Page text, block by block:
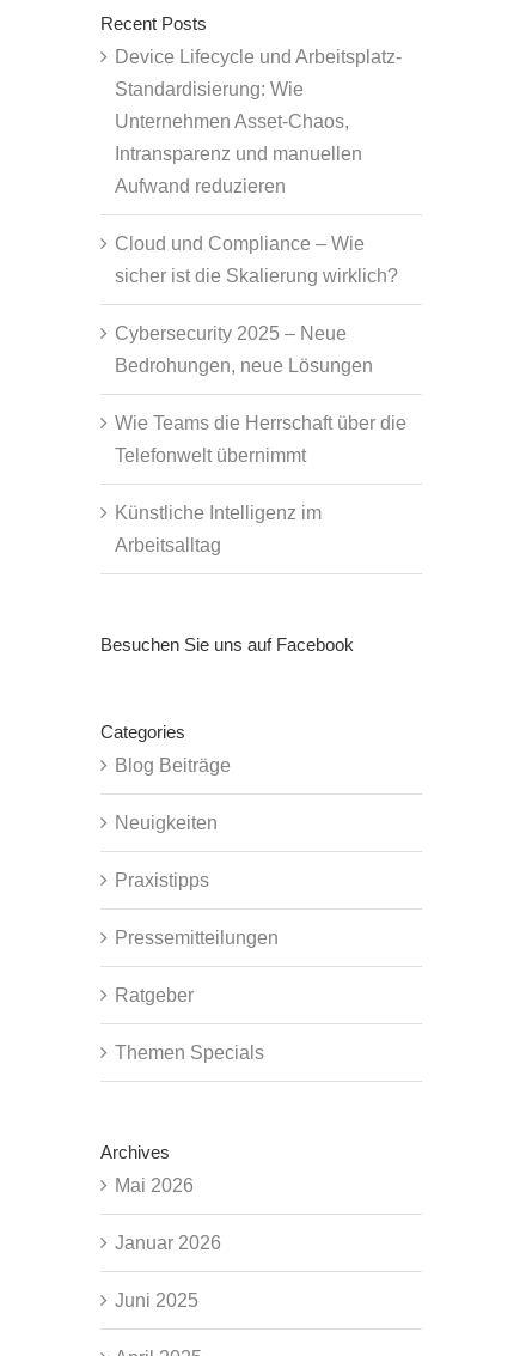
Recent Posts
Device Lifecycle und Arbeitsplatz-
Standardisierung: Wie
Unternehmen Asset-Chaos,
Intransparenz und manuellen
Aufwand reduzieren
Cloud und Compliance – Wie
sicher ist die Skalierung wirklich?
Cybersecurity 2025 – Neue
Bedrohungen, neue Lösungen
Wie Teams die Herrschaft über die
Telefonwelt übernimmt
Künstliche Intelligenz im
Arbeitsalltag
Besuchen Sie uns auf Facebook
Categories
Blog Beiträge
Neuigkeiten
Praxistipps
Pressemitteilungen
Ratgeber
Themen Specials
Archives
Mai 2026
Januar 2026
Juni 2025